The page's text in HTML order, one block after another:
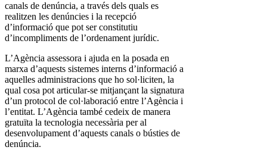
canals de denúncia, a través dels quals es
realitzen les denúncies i la recepció
d’informació que pot ser constitutiu
d’incompliments de l’ordenament jurídic.
L’Agència assessora i ajuda en la posada en
marxa d’aquests sistemes interns d’informació a
aquelles administracions que ho sol·liciten, la
qual cosa pot articular-se mitjançant la signatura
d’un protocol de col·laboració entre l’Agència i
l’entitat. L’Agència també cedeix de manera
gratuïta la tecnologia necessària per al
desenvolupament d’aquests canals o bústies de
denúncia.